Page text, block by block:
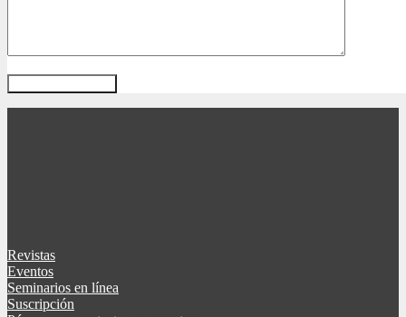
Revistas
Eventos
Seminarios en línea
Suscripción